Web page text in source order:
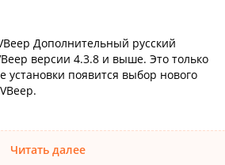
Дополнительный русский
версии 4.3.8 и выше. Это только
установки появится выбор нового
Читать далее